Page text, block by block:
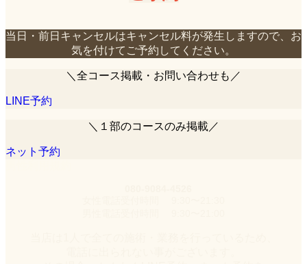
当日・前日キャンセルはキャンセル料が発生しますので、お
気を付けてご予約してください。
＼全コース掲載・お問い合わせも／
LINE予約
＼１部のコースのみ掲載／
ネット予約